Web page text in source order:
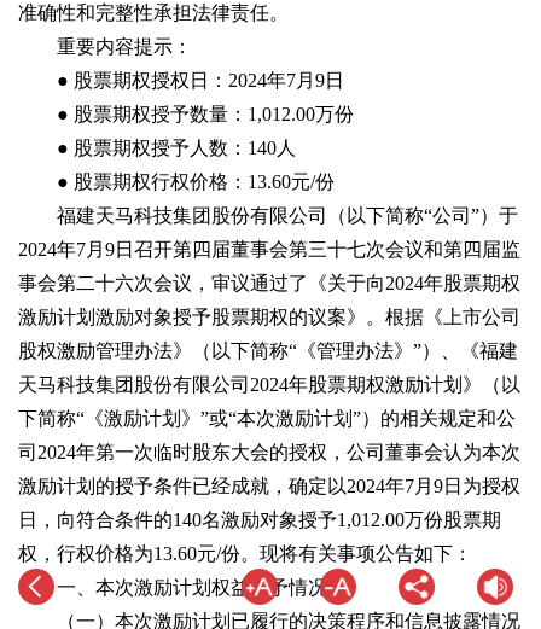
准确性和完整性承担法律责任。
重要内容提示：
● 股票期权授权日：2024年7月9日
● 股票期权授予数量：1,012.00万份
● 股票期权授予人数：140人
● 股票期权行权价格：13.60元/份
福建天马科技集团股份有限公司（以下简称“公司”）于
2024年7月9日召开第四届董事会第三十七次会议和第四届监
事会第二十六次会议，审议通过了《关于向2024年股票期权
激励计划激励对象授予股票期权的议案》。根据《上市公司
股权激励管理办法》（以下简称“《管理办法》”）、《福建
天马科技集团股份有限公司2024年股票期权激励计划》（以
下简称“《激励计划》”或“本次激励计划”）的相关规定和公
司2024年第一次临时股东大会的授权，公司董事会认为本次
激励计划的授予条件已经成就，确定以2024年7月9日为授权
日，向符合条件的140名激励对象授予1,012.00万份股票期
权，行权价格为13.60元/份。现将有关事项公告如下：
一、本次激励计划权益授予情况
（一）本次激励计划已履行的决策程序和信息披露情况